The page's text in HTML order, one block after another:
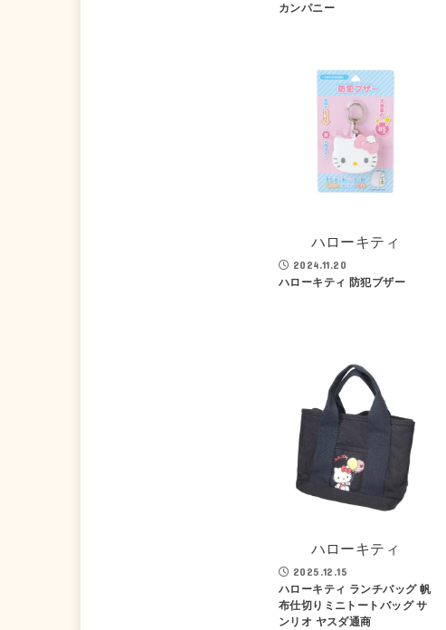
カンパニー
ハローキティ
2024.11.20
ハローキティ 防犯ブザー
ハローキティ
2025.12.15
ハローキティ ランチバッグ 帆
布仕切りミニトートバッグ サ
ンリオ ヤスダ通商